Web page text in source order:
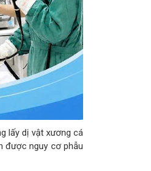
lấy dị vật xương cá
được nguy cơ phẫu